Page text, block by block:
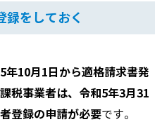
録をしておく
年10月1日から適格請求書発
税事業者は、 令和5年3月31
登録の申請が必要です。